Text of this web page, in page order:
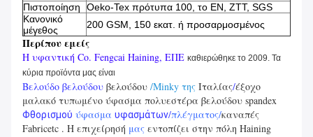
Πιστοποίηση
Oeko-Tex πρότυπα 100, το EN, ZTT, SGS
Κανονικό
μέγεθος
200 GSM, 150 εκατ. ή προσαρμοσμένος
Περίπου εμείς
Η υφαντική Co. Fengcai Haining, ΕΠΕ καθιερώθηκε το 2009. Τα
κύρια προϊόντα μας είναι
Βελούδο βελούδου βελούδου /Minky της Ιταλίας/έξοχο
μαλακό τυπωμένο ύφασμα πολυεστέρα βελούδου spandex
Φθορισμού ύφασμα υφασμάτων/πλέγματος/καναπές
Fabricetc . Η επιχείρησή μας εντοπίζει στην πόλη Haining